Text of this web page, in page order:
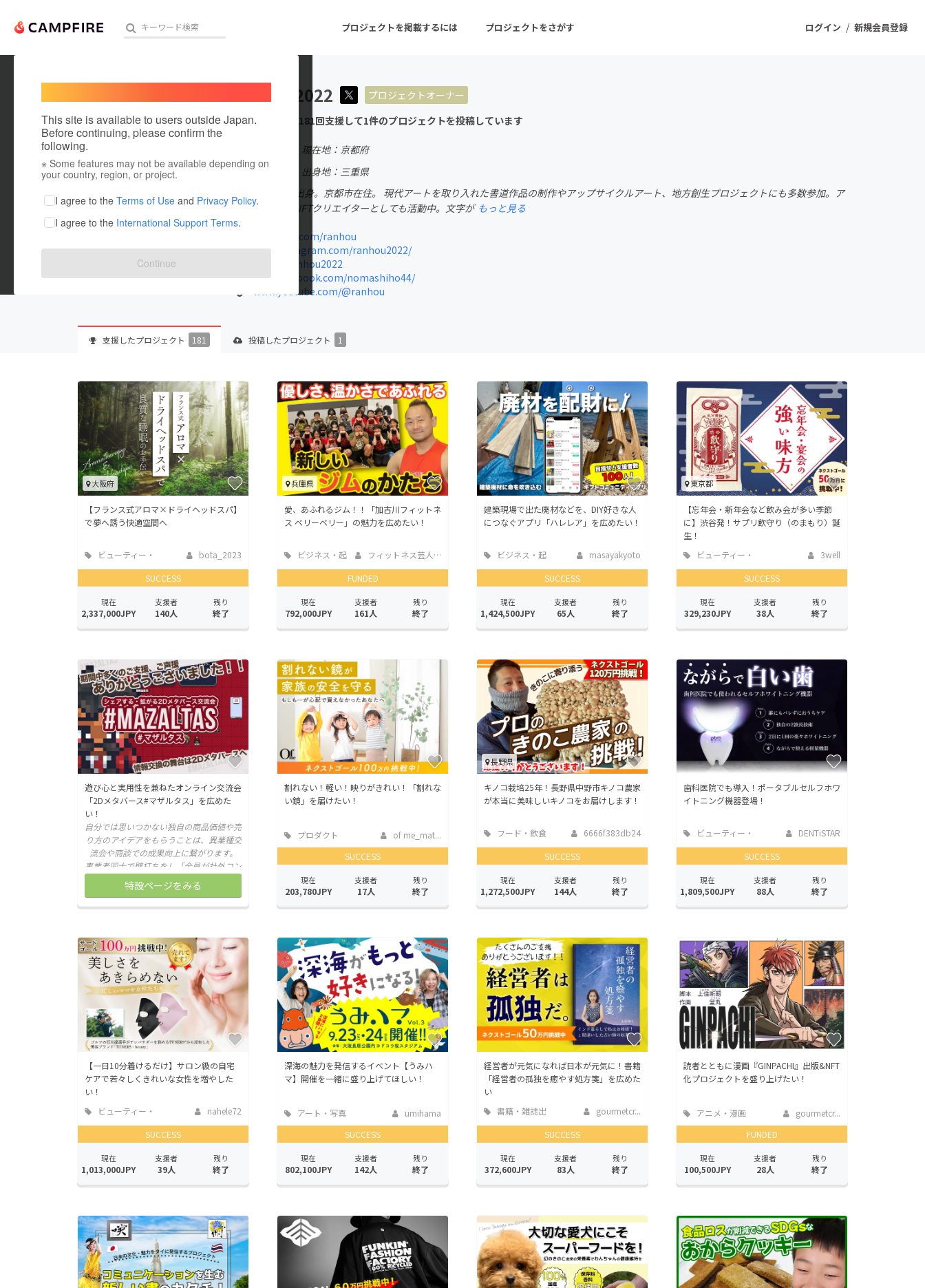
ログイン / 新規会員登録
プロジェクトを掲載するには プロジェクトをさがす
人気のプロジェクト 注目のリターン 注目の新着プロジェクト 募集終了が近いプロジェクト
アート・写真 音楽
テクノロジー・ガジェット
ゲーム・サービス開発 フード・飲食店
ファッション
映像・映画
ビジネス・起業
チャレンジ
まちづくり・地域活性化
CAMPFIREふるさと納税
This site is available to users outside Japan.
Before continuing, please confirm the
following.
※ Some features may not be available depending on
your country, region, or project.
I agree to the Terms of Use and Privacy Policy.
I agree to the International Support Terms.
Continue
ranhou2022
プロジェクトオーナー
これまでに181回支援して1件のプロジェクトを投稿しています
現在地：京都府
出身国：日本
出身地：三重県
三重県伊勢市出身。京都市在住。 現代アートを取り入れた書道作品の制作やアップサイクルアート、地方創生プロジェクトにも多数参加。ア
ーティスト、NFTクリエイターとしても活動中。文字が もっと見る
hackktag.com/ranhou
www.instagram.com/ranhou2022/
x.com/Ranhou2022
www.facebook.com/nomashiho44/
www.youtube.com/@ranhou
支援したプロジェクト 181 投稿したプロジェクト 1
大阪府
【フランス式アロマ×ドライヘッドスパ】
で夢へ誘う快適空間へ
ビューティー・
ヘルスケア
bota_2023
SUCCESS
現在
2,337,000JPY
支援者
140人
残り
終了
兵庫県
愛、あふれるジム！！「加古川フィットネ
ス ベリーベリー」の魅力を広めたい！
ビジネス・起
業
フィットネス芸人NORI
FUNDED
現在
792,000JPY
支援者
161人
残り
終了
建築現場で出た廃材などを、DIY好きな人
につなぐアプリ「ハレレア」を広めたい！
ビジネス・起
業
masayakyoto
SUCCESS
現在
1,424,500JPY
支援者
65人
残り
終了
東京都
【忘年会・新年会など飲み会が多い季節
に】渋谷発！サプリ飲守り（のまもり）誕
生！
ビューティー・
ヘルスケア
3well
SUCCESS
現在
329,230JPY
支援者
38人
残り
終了
遊び心と実用性を兼ねたオンライン交流会
「2Dメタバース#マザルタス」を広めた
い！
自分では思いつかない独自の商品価値や売
り方のアイデアをもらうことは、異業種交
流会や商談での成果向上に繋がります。
事業者同士で壁打ちをし「全員が社外コン
サル」になる会議型交流会を一度お試しく
ださい！
特設ページをみる
割れない！軽い！映りがきれい！「割れな
い鏡」を届けたい！
プロダクト
of me_mat...
SUCCESS
現在
203,780JPY
支援者
17人
残り
終了
長野県
キノコ栽培25年！長野県中野市キノコ農家
が本当に美味しいキノコをお届けします！
フード・飲食
店
6666f383db24
SUCCESS
現在
1,272,500JPY
支援者
144人
残り
終了
歯科医院でも導入！ポータブルセルフホワ
イトニング機器登場！
ビューティー・
ヘルスケア
DENTiSTAR
SUCCESS
現在
1,809,500JPY
支援者
88人
残り
終了
【一日10分着けるだけ】サロン級の自宅
ケアで若々しくきれいな女性を増やした
い！
ビューティー・
ヘルスケア
nahele72
SUCCESS
現在
1,013,000JPY
支援者
39人
残り
終了
深海の魅力を発信するイベント【うみハ
マ】開催を一緒に盛り上げてほしい！
アート・写真
umihama
SUCCESS
現在
802,100JPY
支援者
142人
残り
終了
経営者が元気になれば日本が元気に！書籍
「経営者の孤独を癒やす処方箋」を広めた
い
書籍・雑誌出
版
gourmetcr...
SUCCESS
現在
372,600JPY
支援者
83人
残り
終了
読者とともに漫画『GINPACHI』出版&NFT
化プロジェクトを盛り上げたい！
アニメ・漫画
gourmetcr...
FUNDED
現在
100,500JPY
支援者
28人
残り
終了